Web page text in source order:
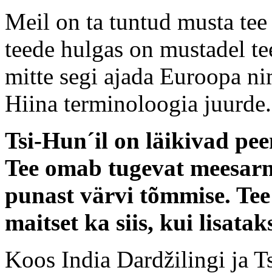
Meil on ta tuntud musta
teede hulgas on mustadel
mitte segi ajada Euroopa
Hiina terminoloogia juurde.
Tsi-Hun´il on läikivad
Tee omab tugevat
punast värvi tõmmise.
maitset ka siis, kui
Koos India Dardžilingi ja